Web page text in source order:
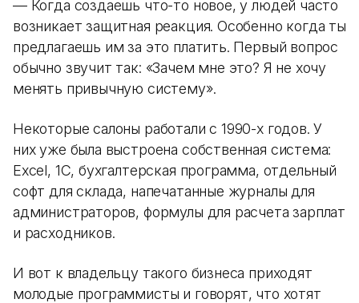
— Когда создаешь что-то новое, у людей часто
возникает защитная реакция. Особенно когда ты
предлагаешь им за это платить. Первый вопрос
обычно звучит так: «Зачем мне это? Я не хочу
менять привычную систему».
Некоторые салоны работали с 1990-х годов. У
них уже была выстроена собственная система:
Excel, 1С, бухгалтерская программа, отдельный
софт для склада, напечатанные журналы для
администраторов, формулы для расчета зарплат
и расходников.
И вот к владельцу такого бизнеса приходят
молодые программисты и говорят, что хотят